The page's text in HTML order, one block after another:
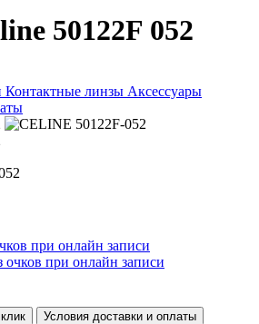
50122F 052
Контактные линзы Аксессуары
при онлайн записи
Условия доставки и оплаты